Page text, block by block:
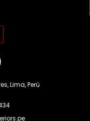
Lima, Perú